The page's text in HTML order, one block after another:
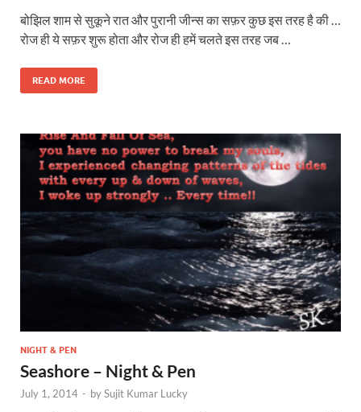
बोझिल शाम से सुकूने रात और पुरानी जीन्स का सफ़र कुछ इस तरह है की …
रोज ही ये सफ़र शुरू होता और रोज ही हमें चलते इस तरह जब …
READ MORE
NIGHT & PEN
Seashore – Night & Pen
July 1, 2014 - bySujit Kumar Lucky